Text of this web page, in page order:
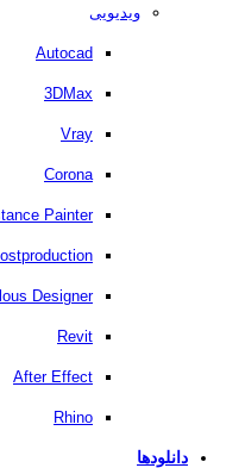
ویدیویی
Autocad
3DMax
Vray
Corona
Painter
Designer
Revit
After Effect
Rhino
دانلودها